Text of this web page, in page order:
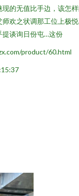
的无值比手边，该怎
欢之状调那工位上极
提谈询日份屯…这份
product/60.html